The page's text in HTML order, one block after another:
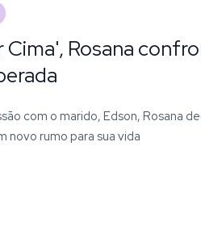
Cima', Rosana
com o marido, Edson, Rosana
novo rumo para sua vida